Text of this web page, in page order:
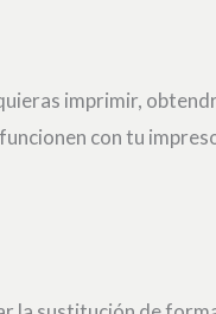
imprimir,
con tu